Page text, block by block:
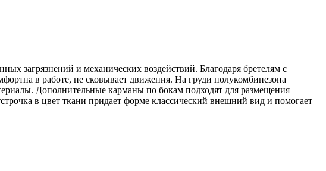
загрязнений и механических воздействий. Благодаря бретелям с
в работе, не сковывает движения. На груди полукомбинезона
Дополнительные карманы по бокам подходят для размещения
в цвет ткани придает форме классический внешний вид и помогает